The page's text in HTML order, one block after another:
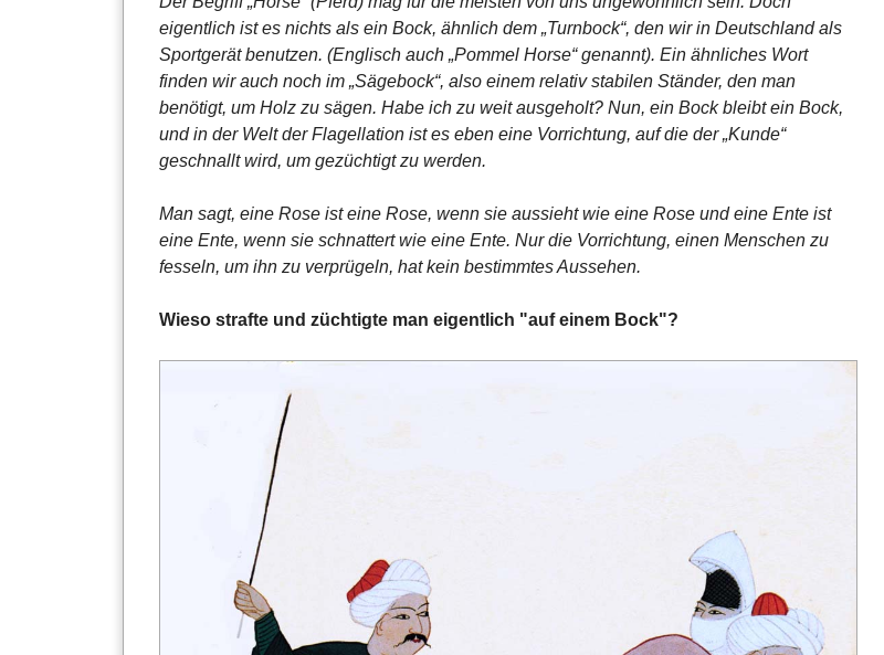
eigentlich ist es nichts als ein Bock, ähnlich dem „Turnbock“, den wir in Deutschland als
Sportgerät benutzen. (Englisch auch „Pommel Horse“ genannt). Ein ähnliches Wort
finden wir auch noch im „Sägebock“, also einem relativ stabilen Ständer, den man
benötigt, um Holz zu sägen. Habe ich zu weit ausgeholt? Nun, ein Bock bleibt ein Bock,
und in der Welt der Flagellation ist es eben eine Vorrichtung, auf die der „Kunde“
geschnallt wird, um gezüchtigt zu werden.
Man sagt, eine Rose ist eine Rose, wenn sie aussieht wie eine Rose und eine Ente ist
eine Ente, wenn sie schnattert wie eine Ente. Nur die Vorrichtung, einen Menschen zu
fesseln, um ihn zu verprügeln, hat kein bestimmtes Aussehen.
Wieso strafte und züchtigte man eigentlich "auf einem Bock"?